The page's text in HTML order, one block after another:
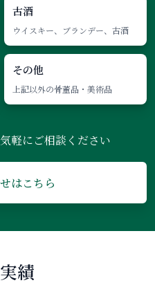
古酒
ウイスキー、ブランデー、古酒
その他
上記以外の骨董品・美術品
軽にご相談ください
はこちら
績